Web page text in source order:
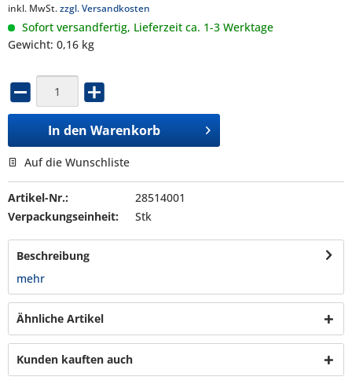
inkl. MwSt.zzgl. Versandkosten
Sofort versandfertig, Lieferzeit ca. 1-3 Werktage
Gewicht: 0,16 kg
In den Warenkorb
Auf die Wunschliste
Artikel-Nr.:
28514001
Verpackungseinheit:
Stk
Beschreibung
mehr
Ähnliche Artikel
Kunden kauften auch